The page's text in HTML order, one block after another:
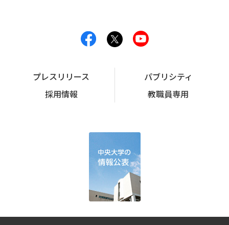
プレスリリース
パブリシティ
採用情報
教職員専用